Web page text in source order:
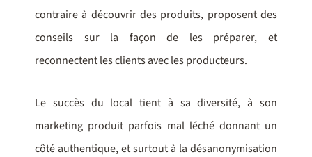
contraire à découvrir des produits, proposent des
conseils sur la façon de les préparer, et
reconnectent les clients avec les producteurs.
Le succès du local tient à sa diversité, à son
marketing produit parfois mal léché donnant un
côté authentique, et surtout à la désanonymisation